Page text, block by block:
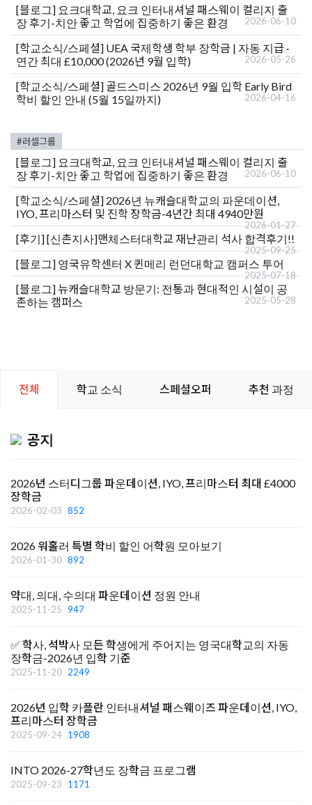
[블로그] 요크대학교, 요크 인터내셔널 패스웨이 컬리지 출
장 후기-치안 좋고 학업에 집중하기 좋은 환경
2026-06-10
[학교소식/스페셜] UEA 국제학생 학부 장학금 | 자동 지급 ·
연간 최대 £10,000 (2026년 9월 입학)
2026-05-26
[학교소식/스페셜] 골드스미스 2026년 9월 입학 Early Bird
학비 할인 안내 (5월 15일까지)
2026-04-16
#러셀그룹
[블로그] 요크대학교, 요크 인터내셔널 패스웨이 컬리지 출
장 후기-치안 좋고 학업에 집중하기 좋은 환경
2026-06-10
[학교소식/스페셜] 2026년 뉴캐슬대학교의 파운데이션,
IYO, 프리마스터 및 진학 장학금-4년간 최대 4940만원
2026-01-27
[후기][신촌지사]맨체스터대학교 재난관리 석사 합격후기!!
2025-09-25
[블로그] 영국유학센터 X 퀸메리 런던대학교 캠퍼스 투어
2025-07-18
[블로그]뉴캐슬대학교 방문기: 전통과 현대적인 시설이 공
존하는 캠퍼스
2025-05-28
전체 학교 소식 스페셜오퍼 추천 과정
공지
2026년 스터디그룹 파운데이션, IYO, 프리마스터 최대 £4000
장학금
2026-02-03 852
2026 워홀러 특별 학비 할인 어학원 모아보기
2026-01-30 892
약대, 의대, 수의대 파운데이션 정원 안내
2025-11-25 947
✅ 학사, 석박사 모든 학생에게 주어지는 영국대학교의 자동
장학금-2026년 입학 기준
2025-11-20 2249
2026년 입학 카플란 인터내셔널 패스웨이즈 파운데이션, IYO,
프리마스터 장학금
2025-09-24 1908
INTO 2026-27학년도 장학금 프로그램
2025-09-23 1171